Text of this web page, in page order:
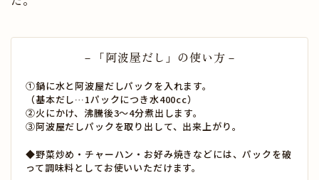
－「阿波屋だし」の使い方－
①鍋に水と阿波屋だしパックを入れます。
（基本だし…1パックにつき水400cc）
②火にかけ、沸騰後3～4分煮出します。
③阿波屋だしパックを取り出して、出来上がり。
◆野菜炒め・チャーハン・お好み焼きなどには、パックを破
って調味料としてお使いいただけます。